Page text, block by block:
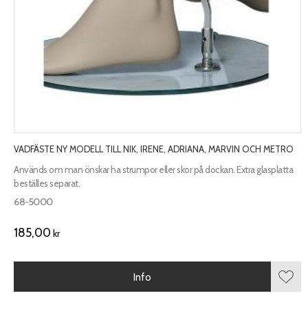
VADFÄSTE NY MODELL TILL NIK, IRENE, ADRIANA, MARVIN OCH METRO
Används om man önskar ha strumpor eller skor på dockan. Extra glasplatta
beställes separat.
68-5000
185,00 kr
Info